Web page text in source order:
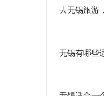
去无锡旅游
无锡有哪些